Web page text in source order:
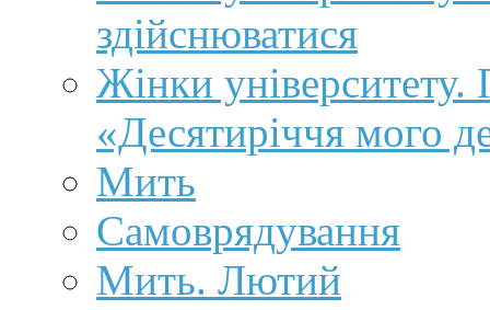
здійснюватися
Жінки
«Десятиріччя мого
Мить
Самоврядування
Мить. Лютий